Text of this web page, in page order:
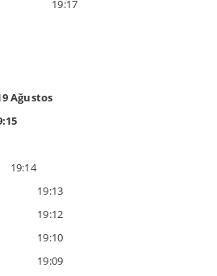
19:17
Ağustos
19:13
19:12
19:10
19:09